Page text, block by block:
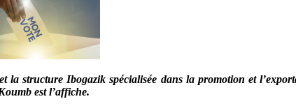
structure Ibogazik spécialisée dans la promotion et
est l’affiche.